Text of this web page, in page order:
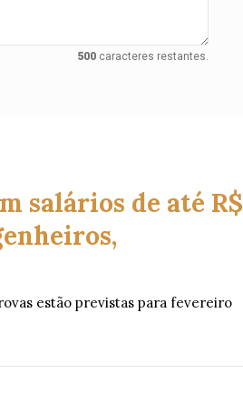
500caracteres restantes.
salários de até R$
estão previstas para fevereiro